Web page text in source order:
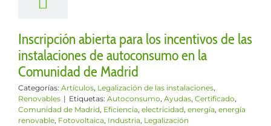
Inscripción abierta para los incentivos de las
instalaciones de autoconsumo en la
Comunidad de Madrid
Categorías: Artículos, Legalización de las instalaciones,
Renovables | Etiquetas: Autoconsumo, Ayudas, Certificado,
Comunidad de Madrid, Eficiencia, electricidad, energía, energía
renovable, Fotovoltaica, Industria, Legalización